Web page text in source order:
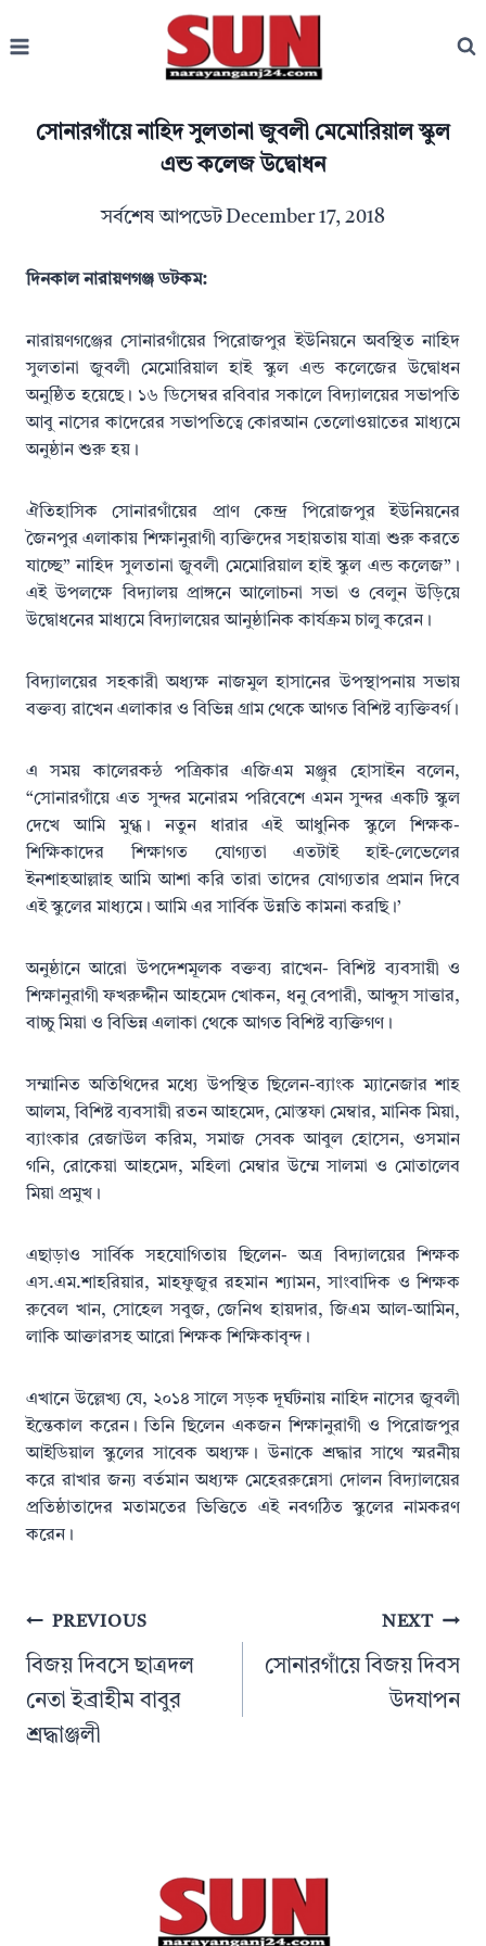
to
সোনারগাঁয়ে নাহিদ সুলতানা জুবলী মেমোরিয়াল স্কুল
এন্ড কলেজ উদ্বোধন
সর্বশেষ আপডেটDecember 17, 2018
দিনকাল নারায়ণগঞ্জ ডটকম:
নারায়ণগঞ্জের সোনারগাঁয়ের পিরোজপুর ইউনিয়নে অবস্থিত নাহিদ
সুলতানা জুবলী মেমোরিয়াল হাই স্কুল এন্ড কলেজের উদ্বোধন
অনুষ্ঠিত হয়েছে। ১৬ ডিসেম্বর রবিবার সকালে বিদ্যালয়ের সভাপতি
আবু নাসের কাদেরের সভাপতিত্বে কোরআন তেলোওয়াতের মাধ্যমে
অনুষ্ঠান শুরু হয়।
ঐতিহাসিক সোনারগাঁয়ের প্রাণ কেন্দ্র পিরোজপুর ইউনিয়নের
জৈনপুর এলাকায় শিক্ষানুরাগী ব্যক্তিদের সহায়তায় যাত্রা শুরু করতে
যাচ্ছে” নাহিদ সুলতানা জুবলী মেমোরিয়াল হাই স্কুল এন্ড কলেজ”।
এই উপলক্ষে বিদ্যালয় প্রাঙ্গনে আলোচনা সভা ও বেলুন উড়িয়ে
উদ্বোধনের মাধ্যমে বিদ্যালয়ের আনুষ্ঠানিক কার্যক্রম চালু করেন।
বিদ্যালয়ের সহকারী অধ্যক্ষ নাজমুল হাসানের উপস্থাপনায় সভায়
বক্তব্য রাখেন এলাকার ও বিভিন্ন গ্রাম থেকে আগত বিশিষ্ট ব্যক্তিবর্গ।
এ সময় কালেরকন্ঠ পত্রিকার এজিএম মঞ্জুর হোসাইন বলেন,
“সোনারগাঁয়ে এত সুন্দর মনোরম পরিবেশে এমন সুন্দর একটি স্কুল
দেখে আমি মুগ্ধ। নতুন ধারার এই আধুনিক স্কুলে শিক্ষক-
শিক্ষিকাদের শিক্ষাগত যোগ্যতা এতটাই হাই-লেভেলের
ইনশাহআল্লাহ আমি আশা করি তারা তাদের যোগ্যতার প্রমান দিবে
এই স্কুলের মাধ্যমে। আমি এর সার্বিক উন্নতি কামনা করছি।’
অনুষ্ঠানে আরো উপদেশমূলক বক্তব্য রাখেন- বিশিষ্ট ব্যবসায়ী ও
শিক্ষানুরাগী ফখরুদ্দীন আহমেদ খোকন, ধনু বেপারী, আব্দুস সাত্তার,
বাচ্চু মিয়া ও বিভিন্ন এলাকা থেকে আগত বিশিষ্ট ব্যক্তিগণ।
সম্মানিত অতিথিদের মধ্যে উপস্থিত ছিলেন-ব্যাংক ম্যানেজার শাহ
আলম, বিশিষ্ট ব্যবসায়ী রতন আহমেদ, মোস্তফা মেম্বার, মানিক মিয়া,
ব্যাংকার রেজাউল করিম, সমাজ সেবক আবুল হোসেন, ওসমান
গনি, রোকেয়া আহমেদ, মহিলা মেম্বার উম্মে সালমা ও মোতালেব
মিয়া প্রমুখ।
এছাড়াও সার্বিক সহযোগিতায় ছিলেন- অত্র বিদ্যালয়ের শিক্ষক
এস.এম.শাহরিয়ার, মাহফুজুর রহমান শ্যামন, সাংবাদিক ও শিক্ষক
রুবেল খান, সোহেল সবুজ, জেনিথ হায়দার, জিএম আল-আমিন,
লাকি আক্তারসহ আরো শিক্ষক শিক্ষিকাবৃন্দ।
এখানে উল্লেখ্য যে, ২০১৪ সালে সড়ক দূর্ঘটনায় নাহিদ নাসের জুবলী
ইন্তেকাল করেন। তিনি ছিলেন একজন শিক্ষানুরাগী ও পিরোজপুর
আইডিয়াল স্কুলের সাবেক অধ্যক্ষ। উনাকে শ্রদ্ধার সাথে স্মরনীয়
করে রাখার জন্য বর্তমান অধ্যক্ষ মেহেররুন্নেসা দোলন বিদ্যালয়ের
প্রতিষ্ঠাতাদের মতামতের ভিত্তিতে এই নবগঠিত স্কুলের নামকরণ
করেন।
PostPREVIOUS
বিজয় দিবসে ছাত্রদল
নেতা ইব্রাহীম বাবুর
শ্রদ্ধাঞ্জলী
NEXT
সোনারগাঁয়ে বিজয় দিবস
উদযাপন